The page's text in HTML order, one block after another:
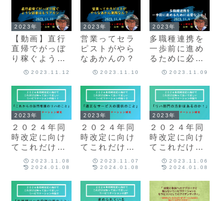
2023年
【動画】直行
直帰でがっぼ
り稼ぐような
訪看リハはも
2023.11.12
2023年
営業ってセラ
ピストがやら
なあかんの？
2023.11.10
2023年
多職種連携を
一歩前に進め
るために必要
なこと！2023.11.09
2023年
２０２４年同
時改定に向け
てこれだけは
知っておいて
ほしい リハビ
の話11「これ
からの訪問看
2023.11.08
2024.01.08
2023年
２０２４年同
時改定に向け
てこれだけは
知っておいて
ほしい リハビ
の話10「適正
なサービスの
2023.11.07
2024.01.08
2023年
２０２４年同
時改定に向け
てこれだけは
知っておいて
ほしい リハビ
の話９「リハ
部門の方針は
2023.11.06
2024.01.08